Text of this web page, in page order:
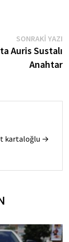
SONRAKI YAZI
Auris Sustalı
Anahtar
kartaloğlu →